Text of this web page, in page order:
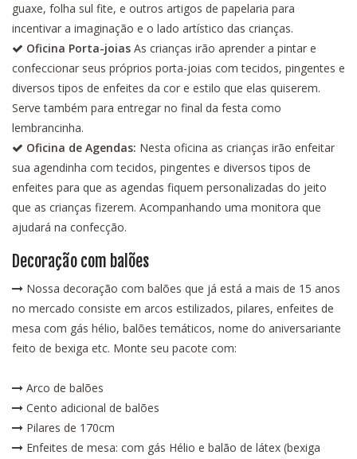
guaxe, folha sul fite, e outros artigos de papelaria para
incentivar a imaginação e o lado artístico das crianças.
Oficina Porta-joias As crianças irão aprender a pintar e
confeccionar seus próprios porta-joias com tecidos, pingentes e
diversos tipos de enfeites da cor e estilo que elas quiserem.
Serve também para entregar no final da festa como
lembrancinha.
Oficina de Agendas: Nesta oficina as crianças irão enfeitar
sua agendinha com tecidos, pingentes e diversos tipos de
enfeites para que as agendas fiquem personalizadas do jeito
que as crianças fizerem. Acompanhando uma monitora que
ajudará na confecção.
Decoração com balões
Nossa decoração com balões que já está a mais de 15 anos
no mercado consiste em arcos estilizados, pilares, enfeites de
mesa com gás hélio, balões temáticos, nome do aniversariante
feito de bexiga etc. Monte seu pacote com:
Arco de balões
Cento adicional de balões
Pilares de 170cm
Enfeites de mesa: com gás Hélio e balão de látex (bexiga